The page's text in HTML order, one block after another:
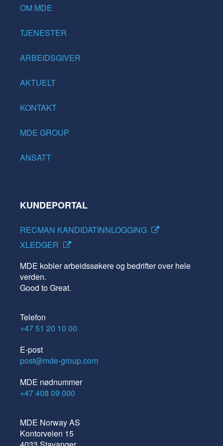
OM MDE
TJENESTER
ARBEIDSGIVER
AKTUELT
KONTAKT
MDE GROUP
ANSATT
KUNDEPORTAL
RECMAN KANDIDATINNLOGGING
XLEDGER
MDE kobler arbeidssøkere og bedrifter over hele
verden.
Good to Great.
Telefon
+47 51 20 10 00
E-post
post@mde-group.com
MDE nødnummer
+47 408 09 000
MDE Norway AS
Kontorveien 15